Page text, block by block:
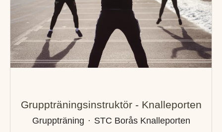
Gruppträningsinstruktör - Knalleporten
Gruppträning · STC Borås Knalleporten